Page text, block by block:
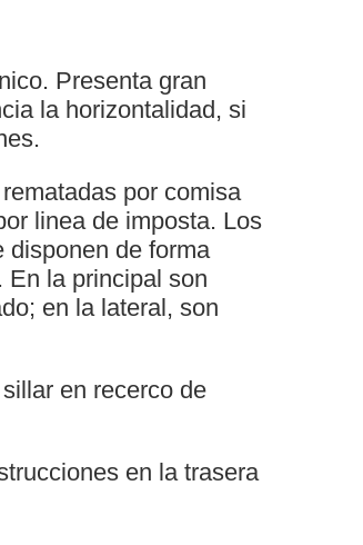
Presenta gran
la horizontalidad, si
por comisa
linea de imposta. Los
disponen de forma
En la principal son
en la lateral, son
en recerco de
en la trasera